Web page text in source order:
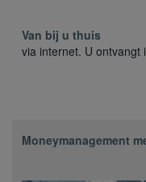
Van bij u thuis
via internet. U ontvangt
Moneymanagement